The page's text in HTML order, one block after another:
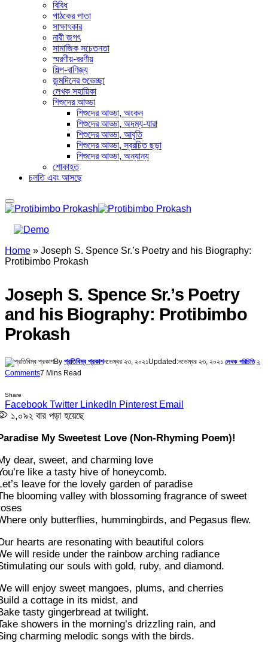
বিবিধ
পাঠকের পাতা
সাক্ষাৎকার
নারী জগৎ
সামাজিক সচেতনতা
স্মরণীয়-বরণীয়
শিল্প-বাণিজ্য
জন্মদিনের শুভেচ্ছা
লেখক সহায়িকা
শিশুদের আড্ডা
শিশুদের আড্ডা, অংকন
শিশুদের আড্ডা, অদম্য-যারা
শিশুদের আড্ডা, আবৃতি
শিশুদের আড্ডা, স্বরচিত ছড়া
শিশুদের আড্ডা, অন্যান্য
শোকাহত
চলতি এবং আসছে
Home » Joseph S. Spence Sr.’s Poetry and his Biography:
Protibimbo Prokash
Joseph S. Spence Sr.’s Poetry
and his Biography: Protibimbo
Prokash
By প্রতিবিম্ব প্রকাশনভেম্বর ২৩, ২০২১Updated:নভেম্বর ২৩, ২০২১ লেখক পরিচিতি ২
Comments7 Mins Read
Share
Facebook Twitter LinkedIn Pinterest Email
১,০৯২বার পড়া হয়েছে
My Sweetest Love (Non-Rhyming Poem)!
dear, sweet, and charming love
like a tasty hive of honeycomb.
leave for the lovely garden of paradise
blooming valley with blossoming fragrance of sweet
only butterflies, hummingbirds, and Pegasus flew.
hearts are resonating with beautiful colors
will reside under the rainbow arching radiance
our souls with gold, ruby, and diamond.
will enjoy sweet mangoes, plums, and cherries
a cottage in its midst, and
tasty gingerbread at twilight.
showers in the morning’s drizzling rain, and
charming melodic songs with the birds.